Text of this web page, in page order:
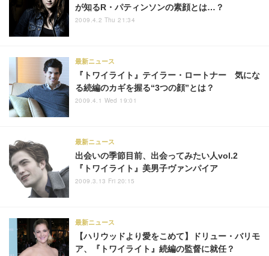
が知るR・パティンソンの素顔とは…？
2009.4.2 Thu 21:34
『トワイライト』テイラー・ロートナー 気にな
る続編のカギを握る“3つの顔”とは？
最新ニュース
2009.4.1 Wed 19:01
出会いの季節目前、出会ってみたい人vol.2
『トワイライト』美男子ヴァンパイア
最新ニュース
2009.3.13 Fri 20:15
【ハリウッドより愛をこめて】ドリュー・バリモ
ア、『トワイライト』続編の監督に就任？
最新ニュース